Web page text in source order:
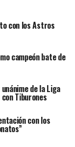
con los Astros
campeón bate de
de la Liga
Tiburones
con los